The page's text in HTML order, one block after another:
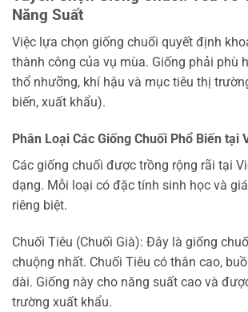
Năng Suất
Việc lựa chọn giống chuối quyết định
thành công của vụ mùa. Giống phải phù
thổ nhưỡng, khí hậu và mục tiêu thị
biến, xuất khẩu).
Phân Loại Các Giống Chuối Phổ Biến tại
Các giống chuối được trồng rộng rãi tại
dạng. Mỗi loại có đặc tính sinh học và
riêng biệt.
Chuối Tiêu (Chuối Già): Đây là giống
chuộng nhất. Chuối Tiêu có thân cao,
dài. Giống này cho năng suất cao và
trường xuất khẩu.